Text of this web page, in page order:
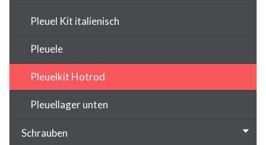
Pleuel Kit italienisch
Pleuele
Pleuelkit Hotrod
Pleuellager unten
Schrauben